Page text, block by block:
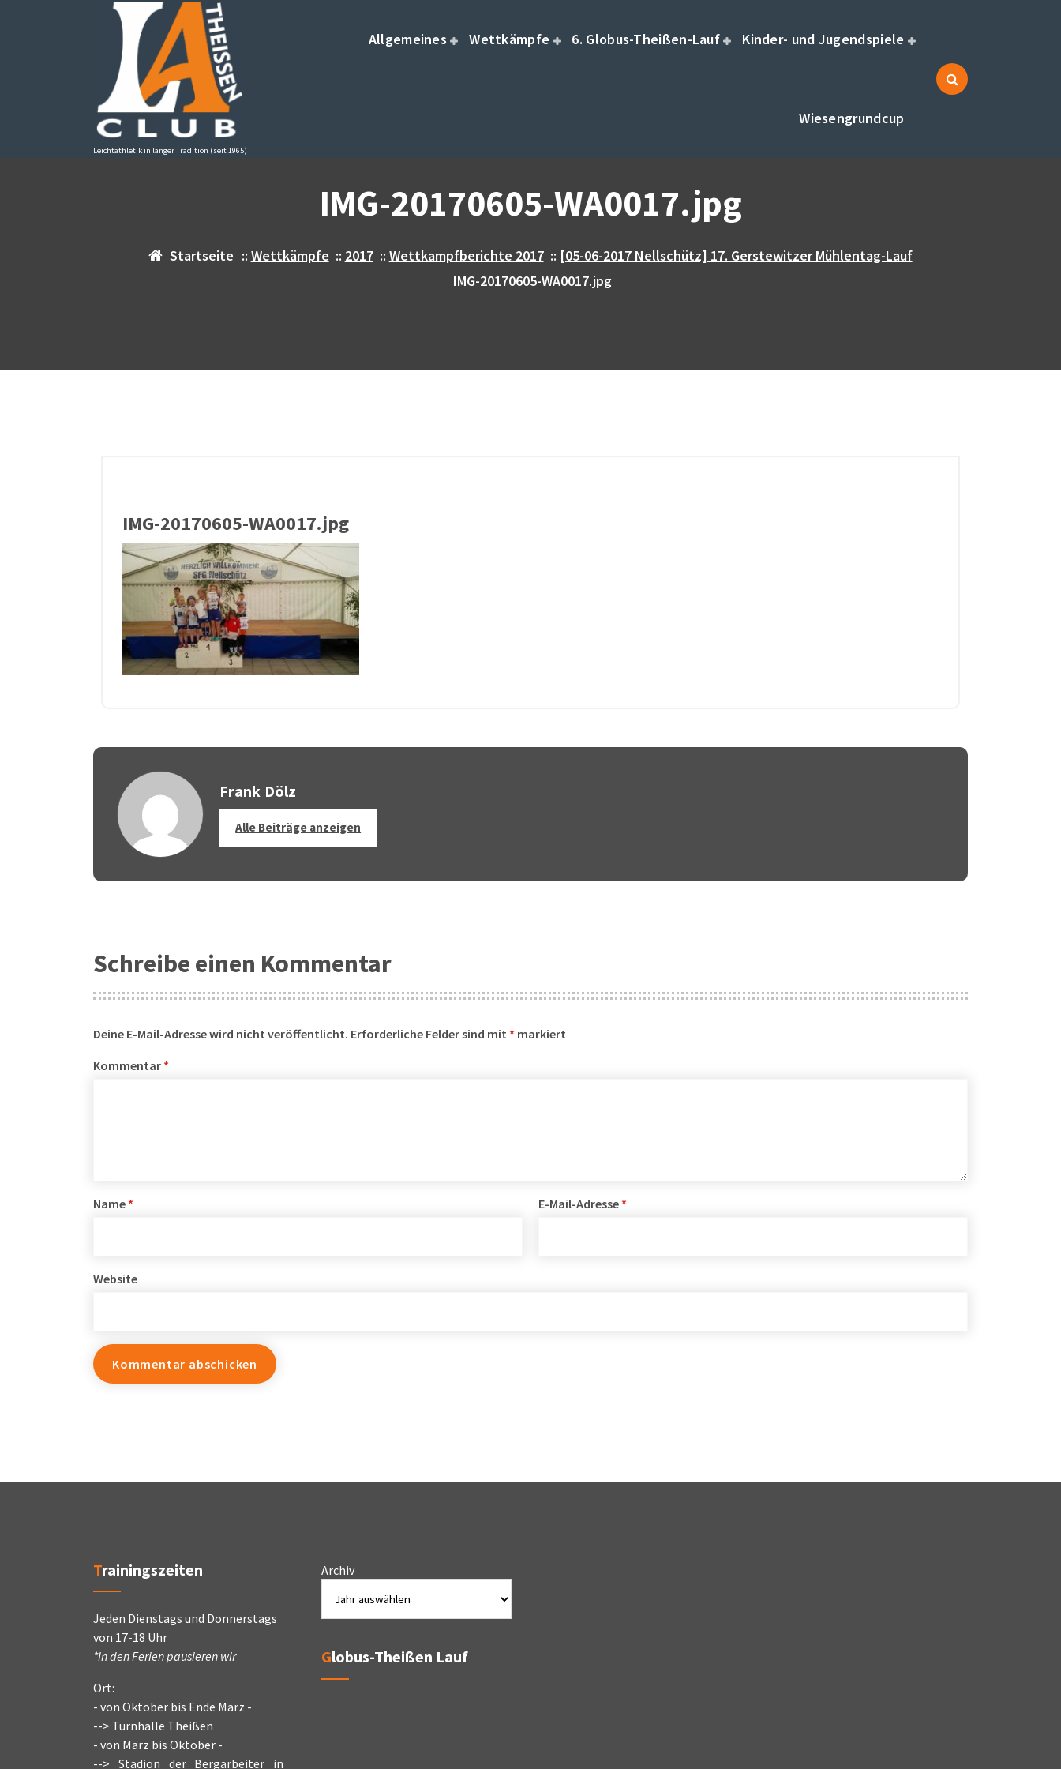
Leichtathletik in langer Tradition (seit 1965)
Allgemeines Wettkämpfe 6. Globus-Theißen-Lauf Kinder- und Jugendspiele
Wiesengrundcup
IMG-20170605-WA0017.jpg
Startseite :: Wettkämpfe :: 2017:: Wettkampfberichte 2017:: [05-06-2017 Nellschütz] 17. Gerstewitzer Mühlentag-Lauf
IMG-20170605-WA0017.jpg
IMG-20170605-WA0017.jpg
Frank Dölz
Alle Beiträge anzeigen
Schreibe einen Kommentar
Deine E-Mail-Adresse wird nicht veröffentlicht. Erforderliche Felder sind mit * markiert
Kommentar *
Name * E-Mail-Adresse *
Website
Trainingszeiten
Jeden Dienstags und Donnerstags
von 17-18 Uhr
*In den Ferien pausieren wir
Ort:
- von Oktober bis Ende März -
--> Turnhalle Theißen
- von März bis Oktober -
--> Stadion der Bergarbeiter in
Archiv
Globus-Theißen Lauf